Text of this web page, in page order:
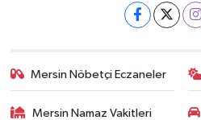
Mersin Nöbetçi Eczaneler
Mersin Namaz Vakitleri